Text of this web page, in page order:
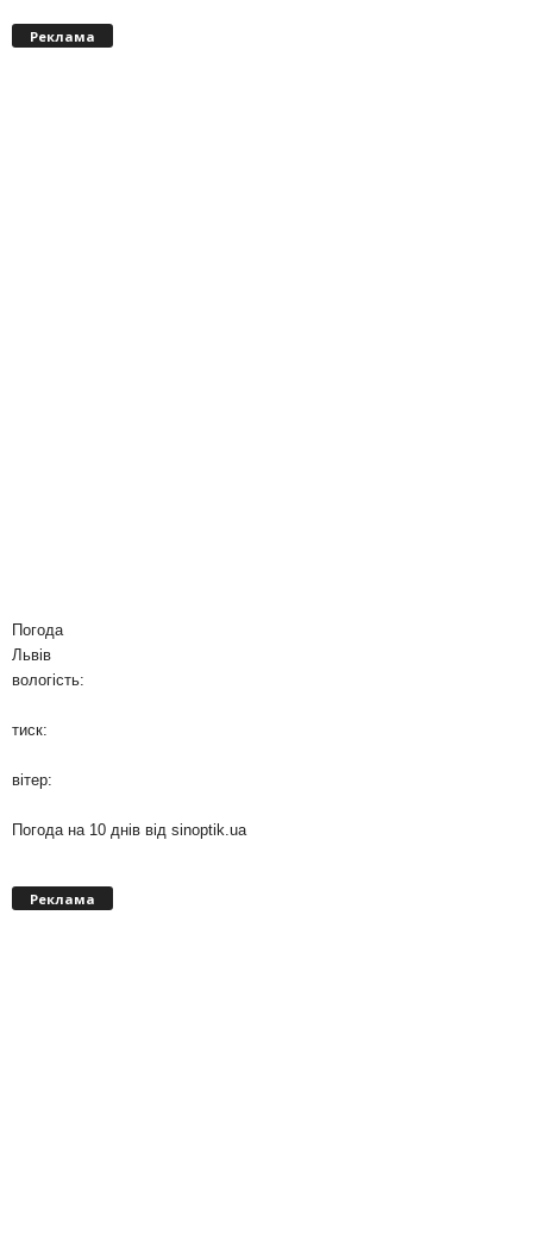
Реклама
Погода
Львів
вологість:
тиск:
вітер:
Погода на 10 днів від sinoptik.ua
Реклама